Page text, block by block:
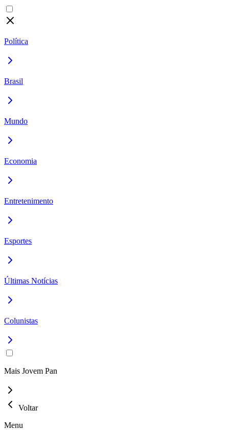
Política
Brasil
Mundo
Economia
Entretenimento
Esportes
Últimas Notícias
Colunistas
Mais Jovem Pan
Voltar
Menu